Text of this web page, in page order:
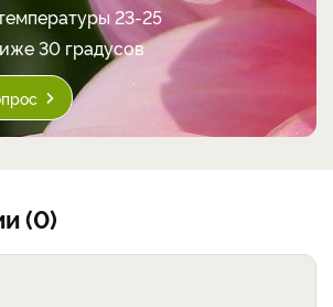
23-25
30 градусов
(0)